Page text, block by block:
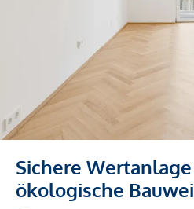
Sichere
ökologische